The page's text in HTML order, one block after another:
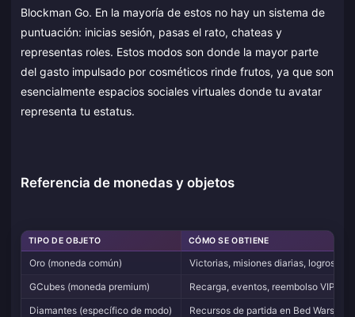
Blockman Go. En la mayoría de estos no hay un sistema de
puntuación: inicias sesión, pasas el rato, chateas y
representas roles. Estos modos son donde la mayor parte
del gasto impulsado por cosméticos rinde frutos, ya que son
esencialmente espacios sociales virtuales donde tu avatar
representa tu estatus.
Referencia de monedas y objetos
TIPO DE OBJETO CÓMO SE OBTIENE
Oro (moneda común)
Victorias, misiones diarias, logros,
GCubes (moneda premium)
Recarga, eventos, reembolso VIP,
Diamantes (específico de modo)
Recursos de partida en Bed Wars /